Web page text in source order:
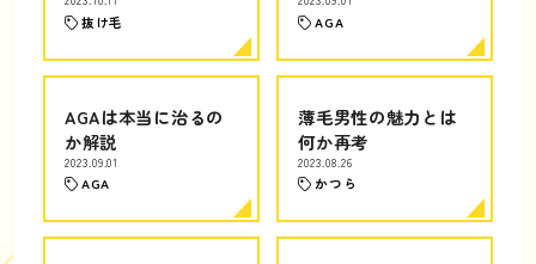
抜け毛 AGA
AGAは本当に治るの
か解説
2023.09.01
AGA
薄毛男性の魅力とは
何か再考
2023.08.26
かつら